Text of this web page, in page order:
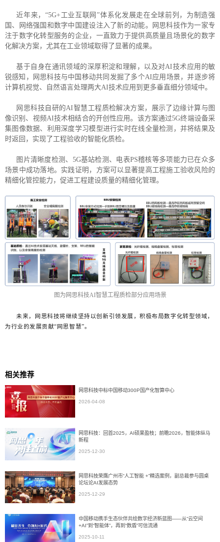
近年来，“5G+工业互联网”体系化发展走在全球前列，为制造强
国、网络强国和数字中国建设注入了新的动能。网思科技作为一家专
注于数字化转型服务的企业，一直致力于提供高质量且场景化的数字
化解决方案，尤其在工业领域取得了显著的成果。
基于自身在通讯领域的深厚积淀和理解，以及对AI技术应用的敏
锐感知，网思科技与中国移动共同发掘了多个AI应用场景，并逐步将
计算机视觉、自然语言处理两大AI技术应用到更多垂直细分领域中。
网思科技自研的AI智慧工程质检解决方案，展示了边缘计算与图
像识别、视频AI技术相结合的开创性应用。该方案通过5G终端设备采
集图像数据、利用深度学习模型进行实时在线全量检测，并将结果及
时返回，实现了工程验收的智能化质检。
图片清晰度检测、5G基站检测、电表PS稽核等多项能力已在众多
场景中成功落地。实践证明，方案可以显著提高工程施工验收风险的
精细化管控能力，促进工程建设质量的精细化管理。
图为网思科技AI智慧工程质检部分应用场景
未来，网思科技将继续坚持以创新引领发展，积极布局数字化转型领域，
为行业的发展贡献“网思智慧”。
相关推荐
网思科技中标中国移动300P国产化智算中心
2026-04-08
网思科技：回首2025，AI硕果盈枝；前瞻2026，智能体纵马
新程
2025-12-30
网思科技荣膺广州市“人工智能 +”精选案例，副总裁参与圆桌
论坛论AI发展态势
2025-12-29
中国移动携手生态伙伴共绘数字经济新蓝图——从“云空间
+AI”到“智能体”，再到“数盾”可信流通
2025-10-11